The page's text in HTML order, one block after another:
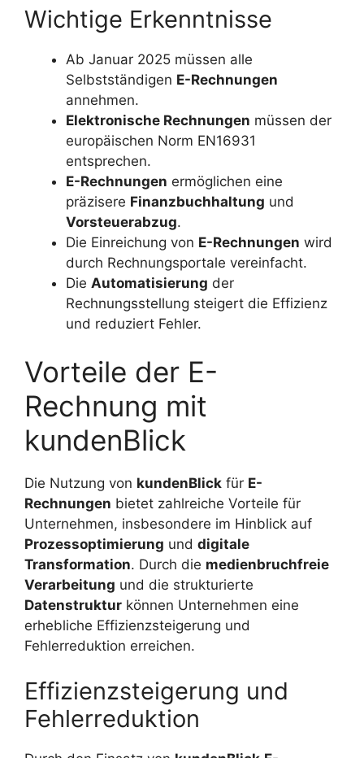
Wichtige Erkenntnisse
Ab Januar 2025 müssen alle
Selbstständigen E-Rechnungen
annehmen.
Elektronische Rechnungen müssen der
europäischen Norm EN16931
entsprechen.
E-Rechnungen ermöglichen eine
präzisere Finanzbuchhaltung und
Vorsteuerabzug.
Die Einreichung von E-Rechnungen wird
durch Rechnungsportale vereinfacht.
Die Automatisierung der
Rechnungsstellung steigert die Effizienz
und reduziert Fehler.
Vorteile der E-
Rechnung mit
kundenBlick
Die Nutzung von kundenBlick für E-
Rechnungen bietet zahlreiche Vorteile für
Unternehmen, insbesondere im Hinblick auf
Prozessoptimierung und digitale
Transformation. Durch die medienbruchfreie
Verarbeitung und die strukturierte
Datenstruktur können Unternehmen eine
erhebliche Effizienzsteigerung und
Fehlerreduktion erreichen.
Effizienzsteigerung und
Fehlerreduktion